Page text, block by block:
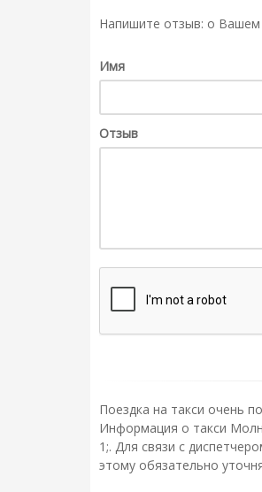
Напишите отзыв: о Вашем
Имя
Отзыв
Поездка на такси очень
Информация о такси
1;. Для связи с
этому обязательно